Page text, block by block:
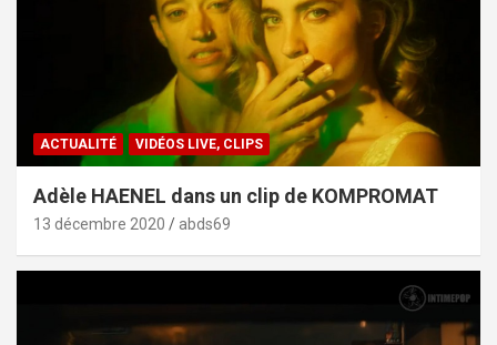
ACTUALITÉ VIDÉOS LIVE, CLIPS
Adèle HAENEL dans un clip de KOMPROMAT
13 décembre 2020 abds69